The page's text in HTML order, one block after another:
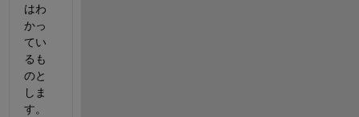
はわ
かっ
てい
るも
のと
しま
す。